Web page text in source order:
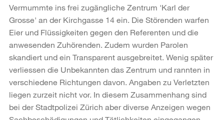
Vermummte ins frei zugängliche Zentrum 'Karl der
Grosse' an der Kirchgasse 14 ein. Die Störenden warfen
Eier und Flüssigkeiten gegen den Referenten und die
anwesenden Zuhörenden. Zudem wurden Parolen
skandiert und ein Transparent ausgebreitet. Wenig später
verliessen die Unbekannten das Zentrum und rannten in
verschiedene Richtungen davon. Angaben zu Verletzten
liegen zurzeit nicht vor. In diesem Zusammenhang sind
bei der Stadtpolizei Zürich aber diverse Anzeigen wegen